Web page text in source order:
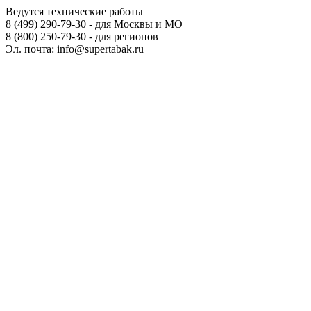
Ведутся технические работы
8 (499) 290-79-30 - для Москвы и МО
8 (800) 250-79-30 - для регионов
Эл. почта: info@supertabak.ru